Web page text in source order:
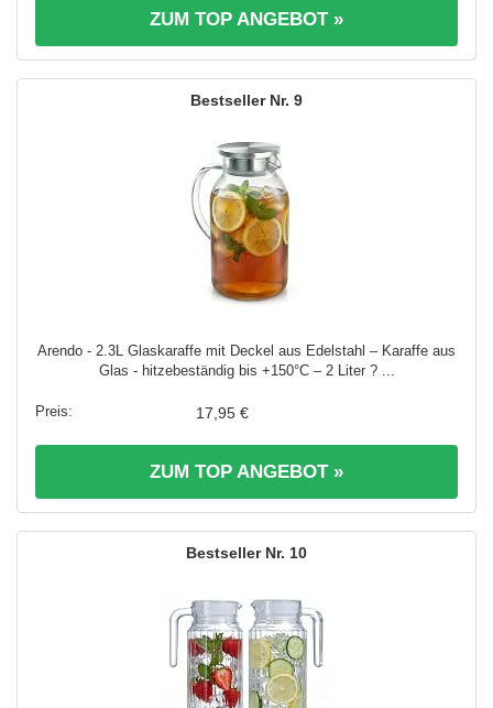
ZUM TOP ANGEBOT »
9
Arendo - 2.3L Glaskaraffe mit Deckel aus Edelstahl – Karaffe aus
Glas - hitzebeständig bis +150°C – 2 Liter ? ...
17,95 €
ZUM TOP ANGEBOT »
10